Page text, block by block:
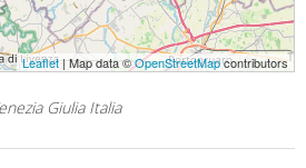
Leaflet| Map data ©OpenStreetMapcontributors
Giulia Italia